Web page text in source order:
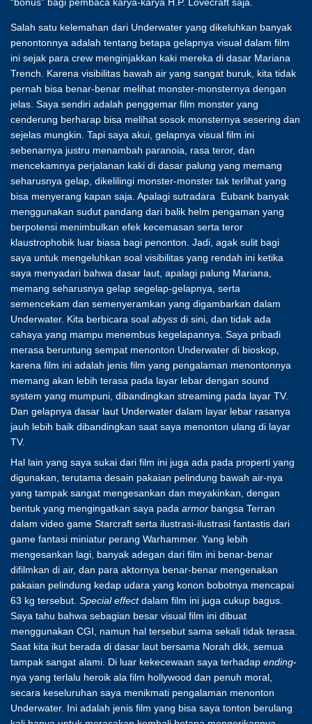
Salah satu kelemahan dari Underwater yang dikeluhkan banyak
penontonnya adalah tentang betapa gelapnya visual dalam film
ini sejak para crew menginjakkan kaki mereka di dasar Mariana
Trench. Karena visibilitas bawah air yang sangat buruk, kita tidak
pernah bisa benar-benar melihat monster-monsternya dengan
jelas. Saya sendiri adalah penggemar film monster yang
cenderung berharap bisa melihat sosok monsternya sesering dan
sejelas mungkin. Tapi saya akui, gelapnya visual film ini
sebenarnya justru menambah paranoia, rasa teror, dan
mencekamnya perjalanan kaki di dasar palung yang memang
seharusnya gelap, dikelilingi monster-monster tak terlihat yang
bisa menyerang kapan saja. Apalagi sutradara Eubank banyak
menggunakan sudut pandang dari balik helm pengaman yang
berpotensi menimbulkan efek kecemasan serta teror
klaustrophobik luar biasa bagi penonton. Jadi, agak sulit bagi
saya untuk mengeluhkan soal visibilitas yang rendah ini ketika
saya menyadari bahwa dasar laut, apalagi palung Mariana,
memang seharusnya gelap segelap-gelapnya, serta
semencekam dan semenyeramkan yang digambarkan dalam
Underwater. Kita berbicara soal abyss di sini, dan tidak ada
cahaya yang mampu menembus kegelapannya. Saya pribadi
merasa beruntung sempat menonton Underwater di bioskop,
karena film ini adalah jenis film yang pengalaman menontonnya
memang akan lebih terasa pada layar lebar dengan sound
system yang mumpuni, dibandingkan streaming pada layar TV.
Dan gelapnya dasar laut Underwater dalam layar lebar rasanya
jauh lebih baik dibandingkan saat saya menonton ulang di layar
TV.
Hal lain yang saya sukai dari film ini juga ada pada properti yang
digunakan, terutama desain pakaian pelindung bawah air-nya
yang tampak sangat mengesankan dan meyakinkan, dengan
bentuk yang mengingatkan saya pada armor bangsa Terran
dalam video game Starcraft serta ilustrasi-ilustrasi fantastis dari
game fantasi miniatur perang Warhammer. Yang lebih
mengesankan lagi, banyak adegan dari film ini benar-benar
difilmkan di air, dan para aktornya benar-benar mengenakan
pakaian pelindung kedap udara yang konon bobotnya mencapai
63 kg tersebut. Special effectdalam film ini juga cukup bagus.
Saya tahu bahwa sebagian besar visual film ini dibuat
menggunakan CGI, namun hal tersebut sama sekali tidak terasa.
Saat kita ikut berada di dasar laut bersama Norah dkk, semua
tampak sangat alami. Di luar kekecewaan saya terhadap ending-
nya yang terlalu heroik ala film hollywood dan penuh moral,
secara keseluruhan saya menikmati pengalaman menonton
Underwater. Ini adalah jenis film yang bisa saya tonton berulang